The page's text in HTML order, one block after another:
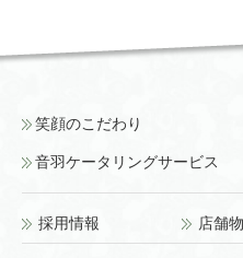
笑顔のこだわり
音羽ケータリングサービス
採用情報 店舗